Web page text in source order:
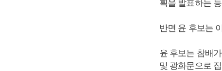
획을 발표하는
반면 윤 후보는
윤 후보는 참배
및 광화문으로